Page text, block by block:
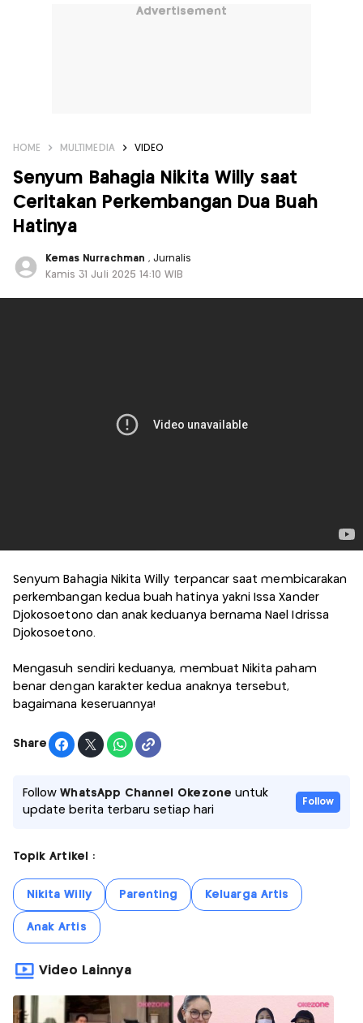
Advertisement
HOME MULTIMEDIA VIDEO
Senyum Bahagia Nikita Willy saat
Ceritakan Perkembangan Dua Buah
Hatinya
Kemas Nurrachman , Jurnalis
Kamis 31 Juli 2025 14:10 WIB
Senyum Bahagia Nikita Willy terpancar saat membicarakan
perkembangan kedua buah hatinya yakni Issa Xander
Djokosoetono dan anak keduanya bernama Nael Idrissa
Djokosoetono.
Mengasuh sendiri keduanya, membuat Nikita paham
benar dengan karakter kedua anaknya tersebut,
bagaimana keseruannya!
Share
FollowWhatsApp Channel Okezone untuk
update berita terbaru setiap hari
Follow
Topik Artikel :
Nikita Willy Parenting Keluarga Artis
Anak Artis
Video Lainnya